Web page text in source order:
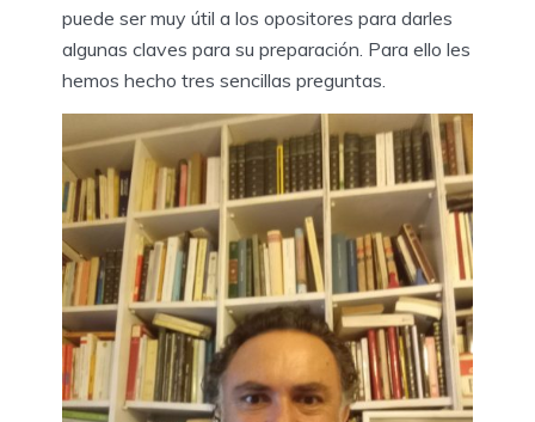
puede ser muy útil a los opositores para darles
algunas claves para su preparación. Para ello les
hemos hecho tres sencillas preguntas.